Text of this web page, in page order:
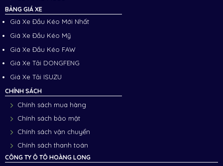
BẢNG GIÁ XE
Giá Xe Đầu Kéo Mới Nhất
Giá Xe Đầu Kéo Mỹ
Giá Xe Đầu Kéo FAW
Giá Xe Tải DONGFENG
Giá Xe Tải ISUZU
CHÍNH SÁCH
Chính sách mua hàng
Chính sách bảo mật
Chính sách vận chuyển
Chính sách thanh toán
CÔNG TY Ô TÔ HOÀNG LONG